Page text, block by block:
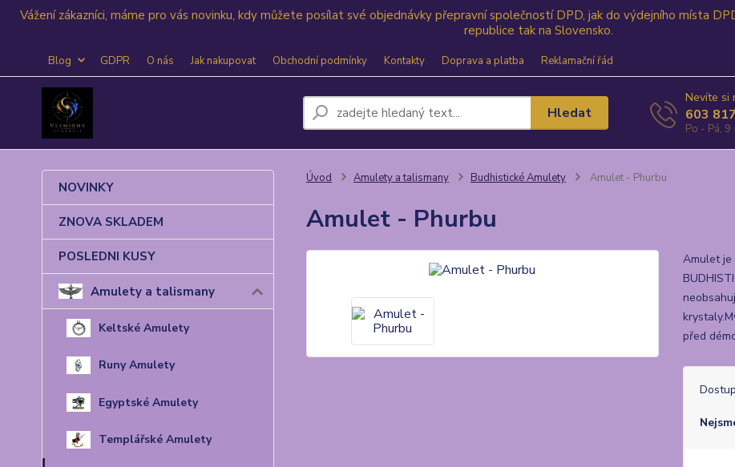
Vážení zákazníci, máme pro vás novinku, kdy můžete posílat své objednávky přepravní společností DPD, jak do výdejního místa
republice tak na Slovensko.
Blog GDPR O nás Jak nakupovat Obchodní podmínky Kontakty Doprava a platba Reklamační řád
Hledat
Nevíte si
603
Po - Pá,
NOVINKY
ZNOVA SKLADEM
POSLEDNI KUSY
Amulety a talismany
Keltské Amulety
Runy Amulety
Egyptské Amulety
Templářské Amulety
Úvod Amulety a talismany Budhistické Amulety Amulet - Phurbu
Amulet - Phurbu
Amulet je
před